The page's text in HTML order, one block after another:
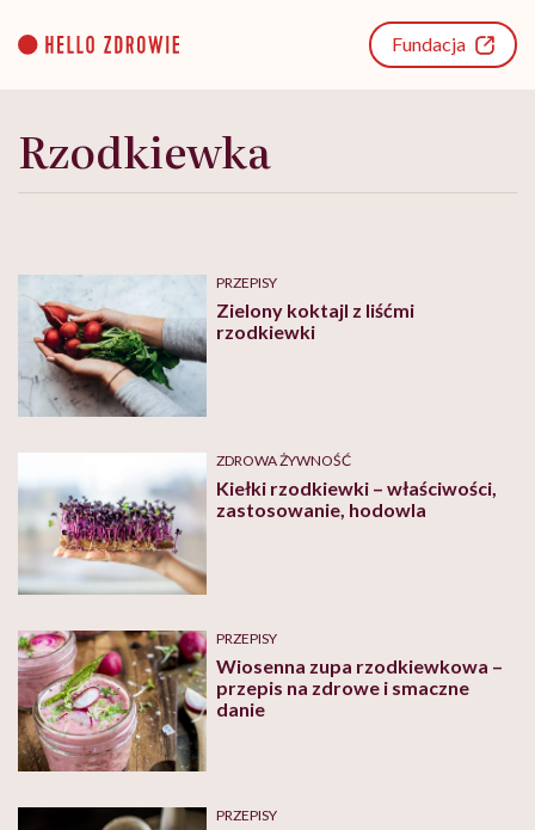
content
Fundacja
Rzodkiewka
PRZEPISY
Zielony koktajl z liśćmi
rzodkiewki
ZDROWA ŻYWNOŚĆ
Kiełki rzodkiewki – właściwości,
zastosowanie, hodowla
PRZEPISY
Wiosenna zupa rzodkiewkowa –
przepis na zdrowe i smaczne
danie
PRZEPISY